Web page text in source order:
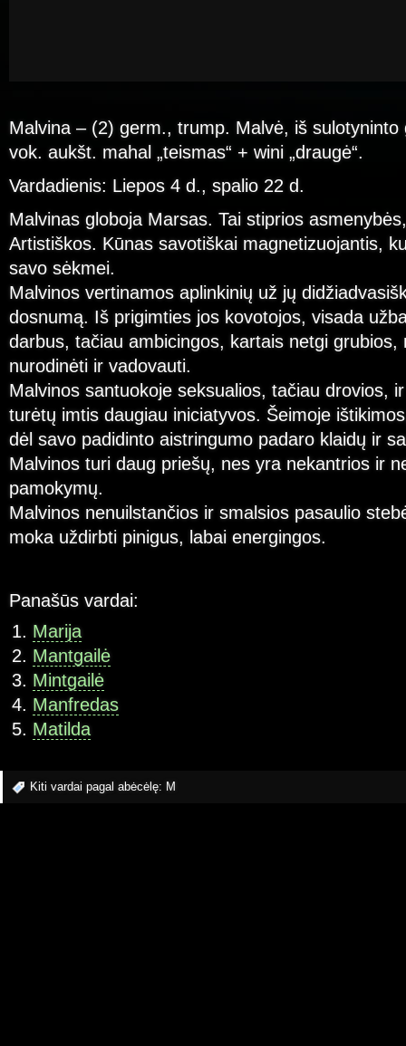
Malvina – (2) germ., trump. Malvė, iš
vok. aukšt. mahal „teismas“ + wini „draugė“.
Vardadienis: Liepos 4 d., spalio 22 d.
Malvinas globoja Marsas. Tai stiprios
Artistiškos. Kūnas savotiškai magnetizuojantis,
savo sėkmei.
Malvinos vertinamos aplinkinių už jų
dosnumą. Iš prigimties jos kovotojos, visada
darbus, tačiau ambicingos, kartais netgi grubios,
nurodinėti ir vadovauti.
Malvinos santuokoje seksualios, tačiau drovios,
turėtų imtis daugiau iniciatyvos. Šeimoje
dėl savo padidinto aistringumo padaro klaidų ir
Malvinos turi daug priešų, nes yra nekantrios ir
pamokymų.
Malvinos nenuilstančios ir smalsios pasaulio
moka uždirbti pinigus, labai energingos.
Panašūs vardai:
Marija
Mantgailė
Mintgailė
Manfredas
Matilda
Kiti vardai pagal abėcėlę: M